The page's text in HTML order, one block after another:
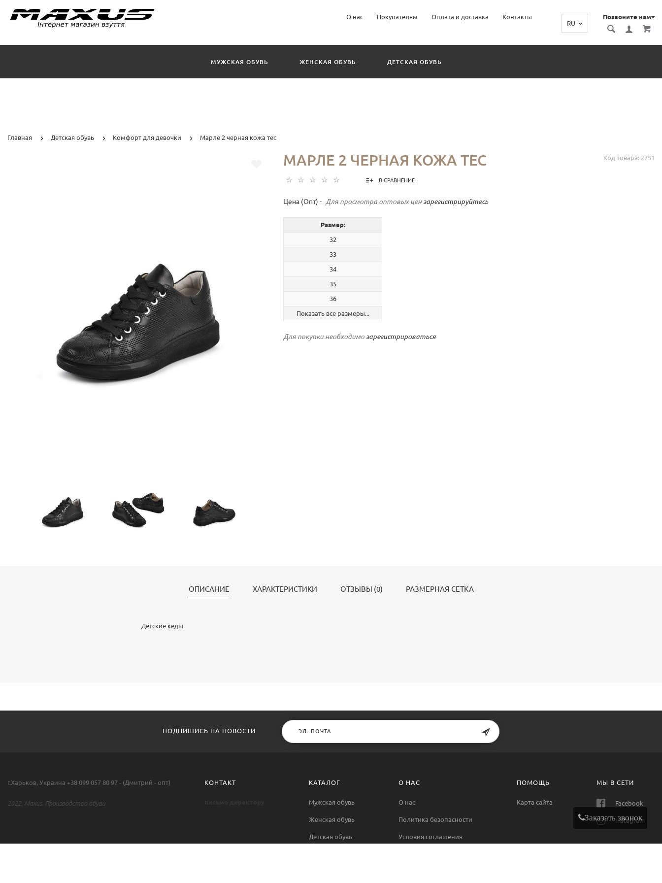
Позвоните нам
RU
О нас Покупателям Оплата и доставка Контакты
МУЖСКАЯ ОБУВЬ ЖЕНСКАЯ ОБУВЬ ДЕТСКАЯ ОБУВЬ
Главная Детская обувь Комфорт для девочки Марле 2 черная кожа тес
Код товара: 2751
МАРЛЕ 2 ЧЕРНАЯ КОЖА ТЕС
В СРАВНЕНИЕ
Цена (Опт) - Для просмотра оптовых цензарегистрируйтесь
Размер:
32
33
34
35
36
Показать все размеры...
Для покупки необходимозарегистрироваться
ОПИСАНИЕ ХАРАКТЕРИСТИКИ ОТЗЫВЫ (0) РАЗМЕРНАЯ СЕТКА
Детские кеды
ПОДПИШИСЬ НА НОВОСТИ
КОНТАКТ КАТАЛОГ
Мужская обувь
Женская обувь
Детская обувь
О НАС
О нас
Политика безопасности
Условия соглашения
ПОМОЩЬ
Карта сайта
МЫ В СЕТИ
Facebook
Instagram
г.Харьков, Украина +38 099 057 80 97 - (Дмитрий - опт)
2022, Maxus. Производство обуви
Заказать звонок